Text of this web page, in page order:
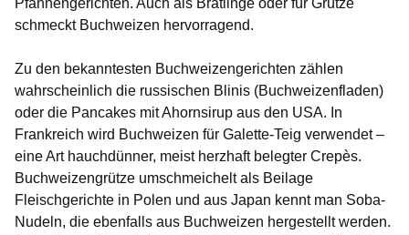
Pfannengerichten. Auch als Bratlinge oder für Grütze
schmeckt Buchweizen hervorragend.
Zu den bekanntesten Buchweizengerichten zählen
wahrscheinlich die russischen Blinis (Buchweizenfladen)
oder die Pancakes mit Ahornsirup aus den USA. In
Frankreich wird Buchweizen für Galette-Teig verwendet –
eine Art hauchdünner, meist herzhaft belegter Crepès.
Buchweizengrütze umschmeichelt als Beilage
Fleischgerichte in Polen und aus Japan kennt man Soba-
Nudeln, die ebenfalls aus Buchweizen hergestellt werden.